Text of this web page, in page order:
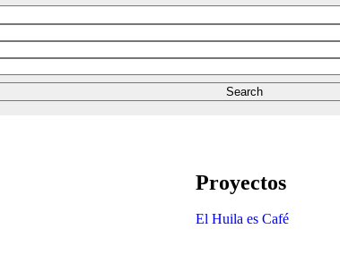
Proyectos
El Huila es Café